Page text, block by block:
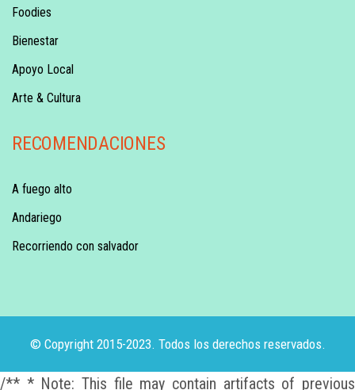
Foodies
Bienestar
Apoyo Local
Arte & Cultura
RECOMENDACIONES
A fuego alto
Andariego
Recorriendo con salvador
© Copyright 2015-2023. Todos los derechos reservados.
/** * Note: This file may contain artifacts of previous